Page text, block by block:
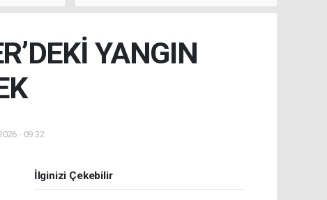
YANGIN
- 09:32
İlginizi Çekebilir